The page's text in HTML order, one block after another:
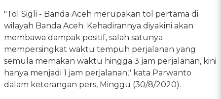
"Tol Sigli - Banda Aceh merupakan tol pertama di
wilayah Banda Aceh. Kehadirannya diyakini akan
membawa dampak positif, salah satunya
mempersingkat waktu tempuh perjalanan yang
semula memakan waktu hingga 3 jam perjalanan, kini
hanya menjadi 1 jam perjalanan," kata Parwanto
dalam keterangan pers, Minggu (30/8/2020).